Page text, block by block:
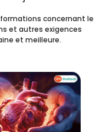
concernant le
et autres exigences
et meilleure.